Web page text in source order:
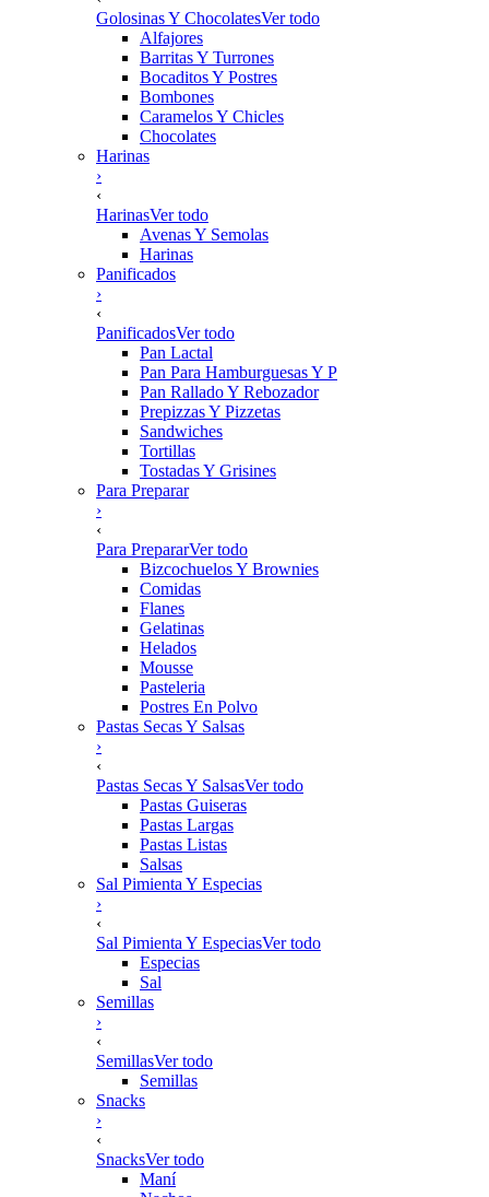
Golosinas Y ChocolatesVer todo
Alfajores
Barritas Y Turrones
Bocaditos Y Postres
Bombones
Caramelos Y Chicles
Chocolates
Harinas
›
‹
HarinasVer todo
Avenas Y Semolas
Harinas
Panificados
›
‹
PanificadosVer todo
Pan Lactal
Pan Para Hamburguesas Y P
Pan Rallado Y Rebozador
Prepizzas Y Pizzetas
Sandwiches
Tortillas
Tostadas Y Grisines
Para Preparar
›
‹
Para PrepararVer todo
Bizcochuelos Y Brownies
Comidas
Flanes
Gelatinas
Helados
Mousse
Pasteleria
Postres En Polvo
Pastas Secas Y Salsas
›
‹
Pastas Secas Y SalsasVer todo
Pastas Guiseras
Pastas Largas
Pastas Listas
Salsas
Sal Pimienta Y Especias
›
‹
Sal Pimienta Y EspeciasVer todo
Especias
Sal
Semillas
›
‹
SemillasVer todo
Semillas
Snacks
›
‹
SnacksVer todo
Maní